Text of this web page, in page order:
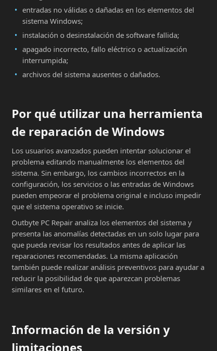
entradas no válidas o dañadas en los elementos del
sistema Windows;
instalación o desinstalación de software fallida;
apagado incorrecto, fallo eléctrico o actualización
interrumpida;
archivos del sistema ausentes o dañados.
Por qué utilizar una herramienta
de reparación de Windows
Los usuarios avanzados pueden intentar solucionar el
problema editando manualmente los elementos del
sistema. Sin embargo, los cambios incorrectos en la
configuración, los servicios o las entradas de Windows
pueden empeorar el problema original e incluso impedir
que el sistema operativo se inicie.
Outbyte PC Repair analiza los elementos del sistema y
presenta las anomalías detectadas en un solo lugar para
que pueda revisar los resultados antes de aplicar las
reparaciones recomendadas. La misma aplicación
también puede realizar análisis preventivos para ayudar a
reducir la posibilidad de que aparezcan problemas
similares en el futuro.
Información de la versión y
limitaciones